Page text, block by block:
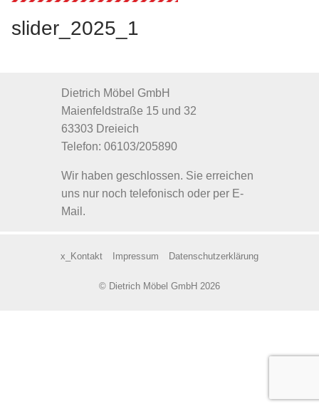
slider_2025_1
Dietrich Möbel GmbH
Maienfeldstraße 15 und 32
63303 Dreieich
Telefon: 06103/205890
Wir haben geschlossen. Sie erreichen
uns nur noch telefonisch oder per E-
Mail.
x_Kontakt Impressum Datenschutzerklärung
© Dietrich Möbel GmbH 2026